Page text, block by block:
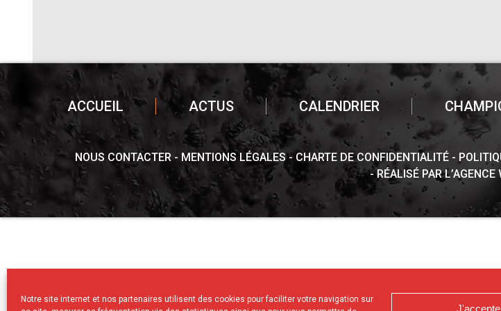
Notre site internet et nos partenaires utilisent des cookies pour faciliter votre navigation sur
J'accepte
ACCUEIL ACTUS CALENDRIER
NOUS CONTACTER MENTIONS LÉGALES CHARTE DE CONFIDENTIALITÉ
RÉALISÉ PAR